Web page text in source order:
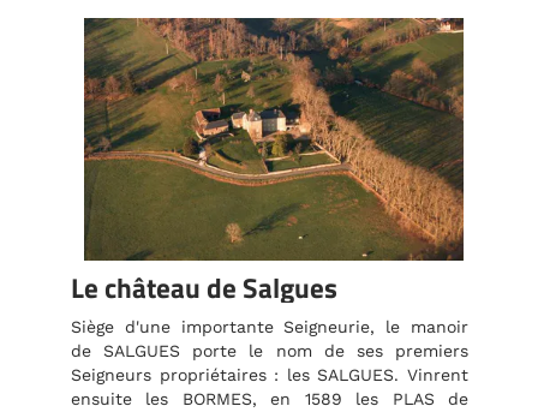
Le château de Salgues
Siège d'une importante Seigneurie, le manoir
de SALGUES porte le nom de ses premiers
Seigneurs propriétaires : les SALGUES. Vinrent
ensuite les BORMES, en 1589 les PLAS de